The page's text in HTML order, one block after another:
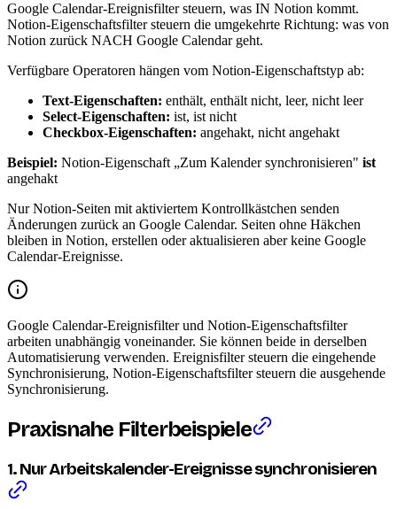
Google Calendar-Ereignisfilter steuern, was IN Notion kommt.
Notion-Eigenschaftsfilter steuern die umgekehrte Richtung: was von
Notion zurück NACH Google Calendar geht.
Verfügbare Operatoren hängen vom Notion-Eigenschaftstyp ab:
Text-Eigenschaften: enthält, enthält nicht, leer, nicht leer
Select-Eigenschaften: ist, ist nicht
Checkbox-Eigenschaften: angehakt, nicht angehakt
Beispiel: Notion-Eigenschaft „Zum Kalender synchronisieren" ist
angehakt
Nur Notion-Seiten mit aktiviertem Kontrollkästchen senden
Änderungen zurück an Google Calendar. Seiten ohne Häkchen
bleiben in Notion, erstellen oder aktualisieren aber keine Google
Calendar-Ereignisse.
Google Calendar-Ereignisfilter und Notion-Eigenschaftsfilter
arbeiten unabhängig voneinander. Sie können beide in derselben
Automatisierung verwenden. Ereignisfilter steuern die eingehende
Synchronisierung, Notion-Eigenschaftsfilter steuern die ausgehende
Synchronisierung.
Praxisnahe Filterbeispiele
1. Nur Arbeitskalender-Ereignisse synchronisieren